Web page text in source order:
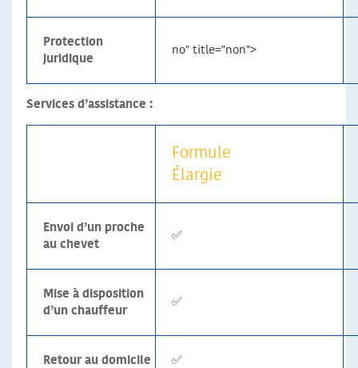
Protection
juridique
no" title="non">
Services d’assistance :
Formule
Élargie
Envoi d’un proche
au chevet
✅
Mise à disposition
d’un chauffeur
✅
Retour au domicile ✅